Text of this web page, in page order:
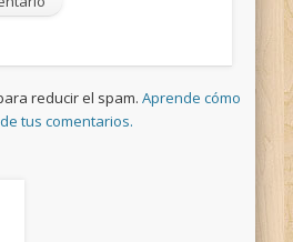
reducir el spam.Aprende cómo
tus comentarios.